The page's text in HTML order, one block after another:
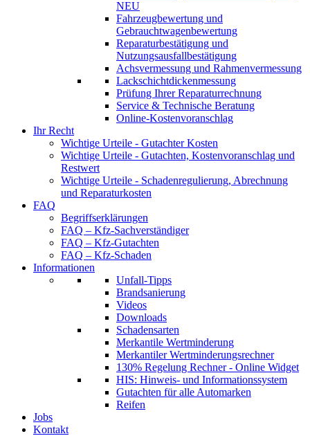
NEU
Fahrzeugbewertung und
Gebrauchtwagenbewertung
Reparaturbestätigung und
Nutzungsausfallbestätigung
Achsvermessung und Rahmenvermessung
Lackschichtdickenmessung
Prüfung Ihrer Reparaturrechnung
Service & Technische Beratung
Online-Kostenvoranschlag
Ihr Recht
Wichtige Urteile - Gutachter Kosten
Wichtige Urteile - Gutachten, Kostenvoranschlag und
Restwert
Wichtige Urteile - Schadenregulierung, Abrechnung
und Reparaturkosten
FAQ
Begriffserklärungen
FAQ – Kfz-Sachverständiger
FAQ – Kfz-Gutachten
FAQ – Kfz-Schaden
Informationen
Unfall-Tipps
Brandsanierung
Videos
Downloads
Schadensarten
Merkantile Wertminderung
Merkantiler Wertminderungsrechner
130% Regelung Rechner - Online Widget
HIS: Hinweis- und Informationssystem
Gutachten für alle Automarken
Reifen
Jobs
Kontakt